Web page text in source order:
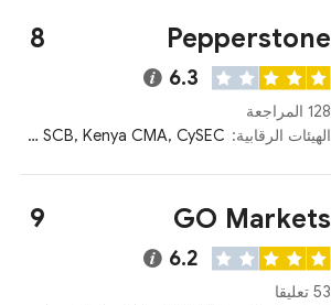
Pepperstone
8
6.3
128 المراجعة
الهيئات الرقابية:
FCA, ASIC, DFSA, BaFin, Bahamas SCB, Kenya CMA, CySEC
GO Markets
9
6.2
53 تعليقا